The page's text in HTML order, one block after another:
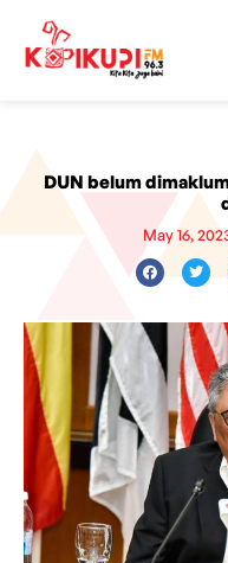
DUN belum
May 16,